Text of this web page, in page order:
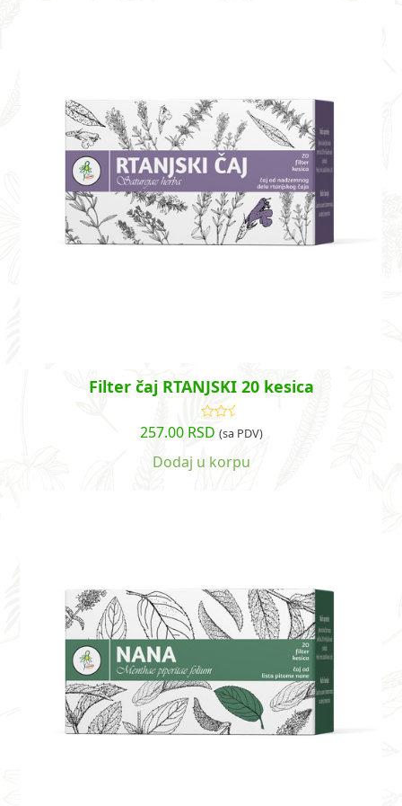
Filter čaj RTANJSKI 20 kesica
Ocenjeno
sa5.00od
257.00 RSD (sa PDV)
Dodaj u korpu